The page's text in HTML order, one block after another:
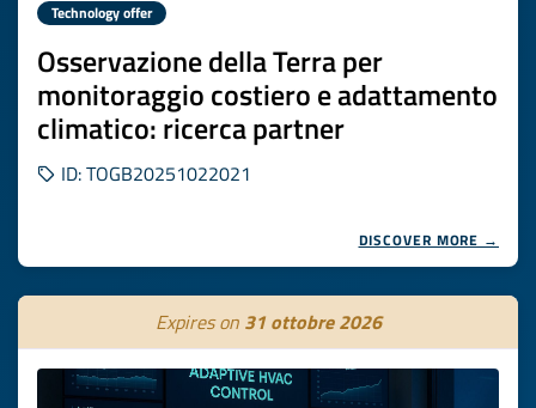
Technology offer
Osservazione della Terra per
monitoraggio costiero e adattamento
climatico: ricerca partner
ID: TOGB20251022021
DISCOVER MORE →
Expires on 31 ottobre 2026